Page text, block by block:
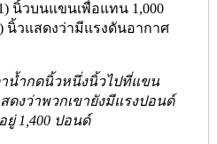
นิ้วบนแขนเพื่อแทน 1,000
นิ้วแสดงว่ามีแรงดันอากาศ
น้ำกดนิ้วหนึ่งนิ้วไปที่แขน
งว่าพวกเขายังมีแรงปอนด์
ยู่ 1,400 ปอนด์